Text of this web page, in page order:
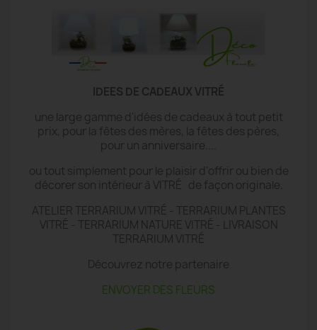
IDEES DE CADEAUX VITRÉ
une large gamme d'idées de cadeaux à tout petit
prix, pour la fêtes des mères, la fêtes des pères,
pour un anniversaire....
ou tout simplement pour le plaisir d'offrir ou bien de
décorer son intérieur à VITRÉ de façon originale.
ATELIER TERRARIUM VITRÉ - TERRARIUM PLANTES
VITRÉ - TERRARIUM NATURE VITRÉ - LIVRAISON
TERRARIUM VITRÉ
Découvrez notre partenaire
ENVOYER DES FLEURS